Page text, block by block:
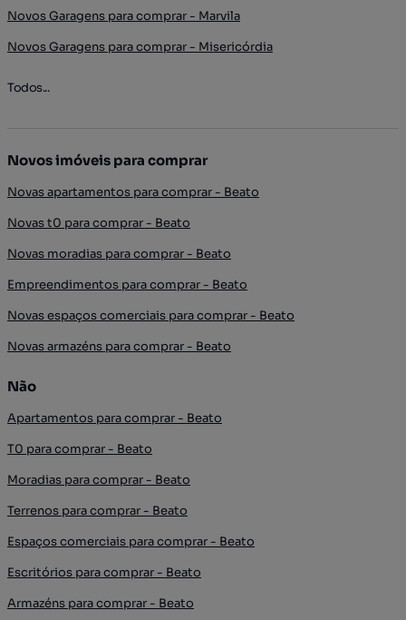
Novos Garagens para comprar - Marvila
Novos Garagens para comprar - Misericórdia
Todos...
Novos imóveis para comprar
Novas apartamentos para comprar - Beato
Novas t0 para comprar - Beato
Novas moradias para comprar - Beato
Empreendimentos para comprar - Beato
Novas espaços comerciais para comprar - Beato
Novas armazéns para comprar - Beato
Não
Apartamentos para comprar - Beato
T0 para comprar - Beato
Moradias para comprar - Beato
Terrenos para comprar - Beato
Espaços comerciais para comprar - Beato
Escritórios para comprar - Beato
Armazéns para comprar - Beato